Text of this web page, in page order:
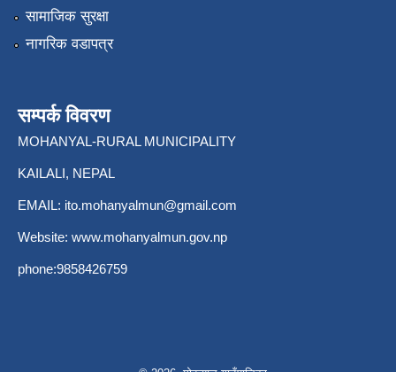
सामाजिक सुरक्षा
नागरिक वडापत्र
सम्पर्क विवरण
MOHANYAL-RURAL MUNICIPALITY
KAILALI, NEPAL
EMAIL: ito.mohanyalmun@gmail.com
Website: www.mohanyalmun.gov.np
phone:9858426759